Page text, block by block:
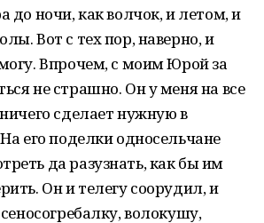
до ночи, как волчок, и летом, и
Вот с тех пор, наверно, и
Впрочем, с моим Юрой за
не страшно. Он у меня на все
сделает нужную в
его поделки односельчане
да разузнать, как бы им
Он и телегу соорудил, и
волокушу,